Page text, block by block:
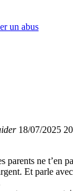
un abus
18/07/2025
parents ne t’en
Et parle